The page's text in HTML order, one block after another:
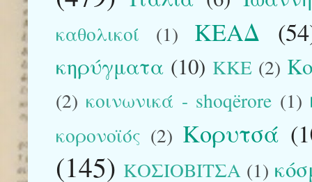
καθολικοί (1) ΚΕΑΔ
κηρύγματα (10) ΚΚΕ (2)
(2) κοινωνικά - shoqërore (1)
κορονοϊός (2) Κορυτσά
(145) ΚΟΣΙΟΒΙΤΣΑ (1)